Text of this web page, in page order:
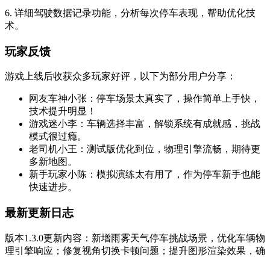
6. 详细驾驶数据记录功能，分析每次停车表现，帮助优化技
术。
玩家反馈
游戏上线后收获众多玩家好评，以下为部分用户分享：
网友车神小张：停车场景太真实了，操作简单上手快，
技术提升明显！
游戏迷小李：车辆选择丰富，解锁系统有成就感，挑战
模式很过瘾。
老司机小王：测试版优化到位，物理引擎流畅，期待更
多新地图。
新手玩家小陈：模拟演练太有用了，作为停车新手也能
快速进步。
最新更新日志
版本1.3.0更新内容：新增雨雾天气停车挑战场景，优化车辆物
理引擎响应；修复视角切换卡顿问题；提升图形渲染效果，确